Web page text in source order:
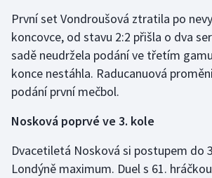
První set Vondroušová ztratila po
koncovce, od stavu 2:2 přišla o dva
sadě neudržela podání ve třetím
konce nestáhla. Raducanuová
podání první mečbol.
Nosková poprvé ve 3. kole
Dvacetiletá Nosková si postupem do
Londýně maximum. Duel s 61.